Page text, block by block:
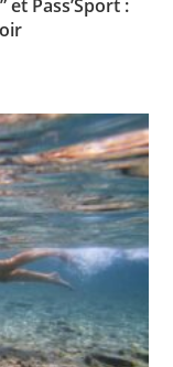
et Pass’Sport :